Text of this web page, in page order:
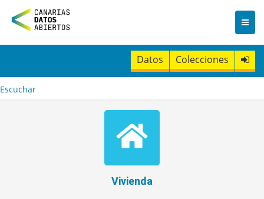
n
t
Datos Colecciones
Escuchar
Vivienda